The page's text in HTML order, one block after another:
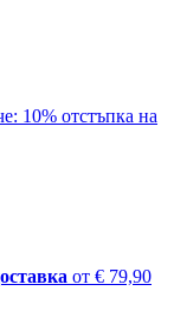
10% отстъпка на
от € 79,90